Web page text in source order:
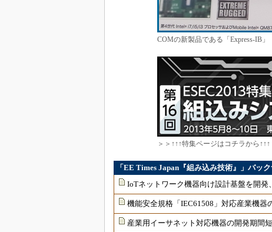
COMの新製品である「Express-IB」
＞＞↑↑↑特集ページはコチラから↑↑↑
「EE Times Japan『組み込み技術』」バッ
IoTネットワーク機器向け設計基盤を開
機能安全規格「IEC61508」対応産業機
産業用イーサネット対応機器の開発期間